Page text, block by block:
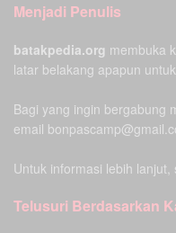
Menjadi Penulis
batakpedia.org membuka
latar belakang apapun
Bagi yang ingin bergabung
email
Untuk informasi lebih lanjut,
Telusuri Berdasarkan